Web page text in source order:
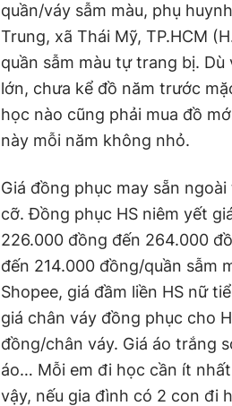
quần/váy sẫm màu, phụ
Trung, xã Thái Mỹ, TP.HCM
quần sẫm màu tự trang bị.
lớn, chưa kể đồ năm trước
học nào cũng phải mua đồ
này mỗi năm không nhỏ.
Giá đồng phục may sẵn
cỡ. Đồng phục HS niêm yết
226.000 đồng đến 264.000
đến 214.000 đồng/quần sẫm
Shopee, giá đầm liền HS nữ
giá chân váy đồng phục cho
đồng/chân váy. Giá áo trắng
áo… Mỗi em đi học cần ít
vậy, nếu gia đình có 2 con đi